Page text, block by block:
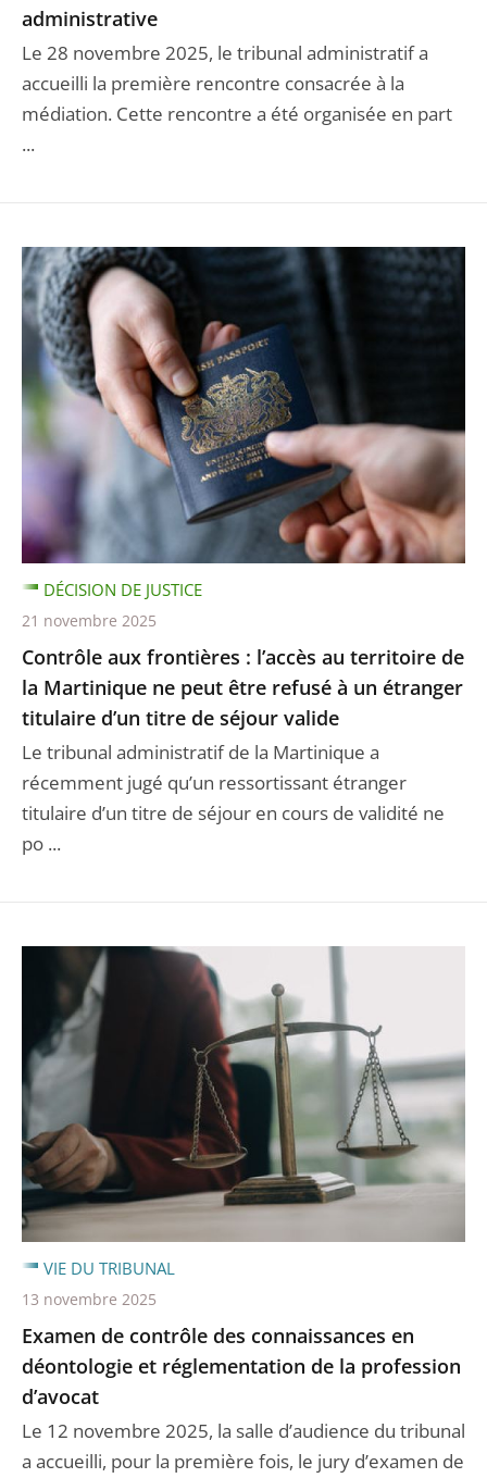
administrative
Le 28 novembre 2025, le tribunal administratif a
accueilli la première rencontre consacrée à la
médiation. Cette rencontre a été organisée en part
...
Contrôle aux frontières : l’accès au territoire de
la Martinique ne peut être refusé à un étranger
titulaire d’un titre de séjour valide
Le tribunal administratif de la Martinique a
récemment jugé qu’un ressortissant étranger
titulaire d’un titre de séjour en cours de validité ne
po ...
DÉCISION DE JUSTICE
21 novembre 2025
Examen de contrôle des connaissances en
déontologie et réglementation de la profession
d’avocat
Le 12 novembre 2025, la salle d’audience du tribunal
a accueilli, pour la première fois, le jury d’examen de
VIE DU TRIBUNAL
13 novembre 2025